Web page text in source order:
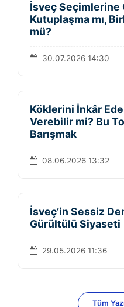
İsveç Seçimlerine
Kutuplaşma mı,
mü?
30.07.2026 14:30
Köklerini İnkâr
Verebilir mi? Bu
Barışmak
08.06.2026 13:32
İsveç’in Sessiz
Gürültülü Siyaseti
29.05.2026 11:36
Tüm